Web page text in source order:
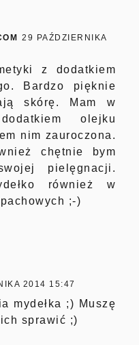
29 PAŹDZIERNIKA
z dodatkiem
Bardzo pięknie
skórę. Mam w
olejku
nim zauroczona.
chętnie bym
pielęgnacji.
również w
;-)
2014 15:47
mydełka ;) Muszę
sprawić ;)